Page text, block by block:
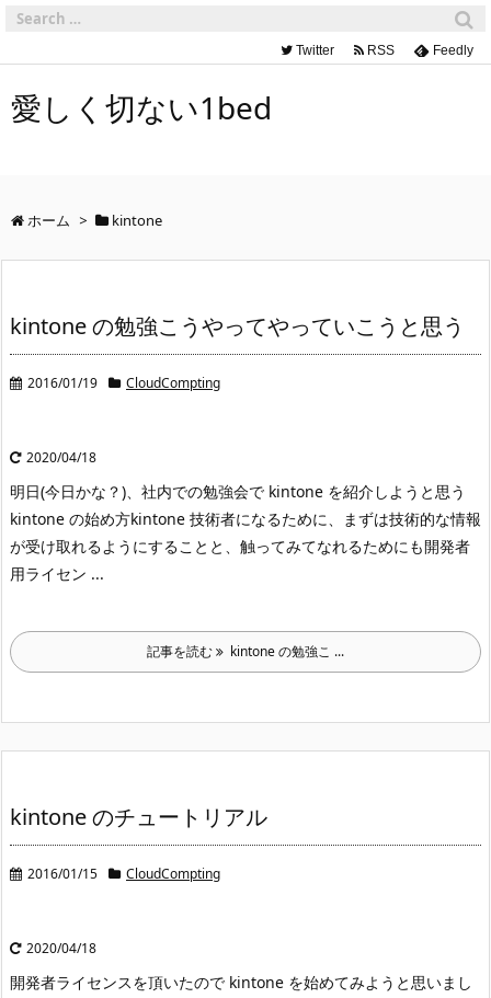
Twitter RSS Feedly
愛しく切ない1bed
ホーム > kintone
kintone の勉強こうやってやっていこうと思う
2016/01/19 CloudCompting
2020/04/18
明日(今日かな？)、社内での勉強会で kintone を紹介しようと思う
kintone の始め方kintone 技術者になるために、まずは技術的な情報
が受け取れるようにすることと、触ってみてなれるためにも開発者
用ライセン ...
記事を読む kintone の勉強こ ...
kintone のチュートリアル
2016/01/15 CloudCompting
2020/04/18
開発者ライセンスを頂いたので kintone を始めてみようと思いまし